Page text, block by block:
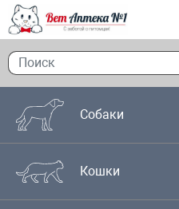
Собаки
Кошки